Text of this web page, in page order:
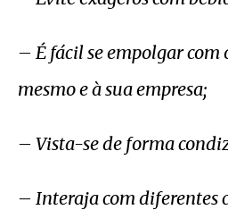
– É fácil se empolgar com
mesmo e à sua empresa;
– Vista-se de forma
– Interaja com diferentes